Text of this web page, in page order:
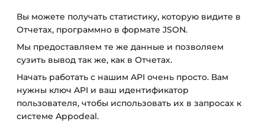
Вы можете получать статистику, которую видите в
Отчетах, программно в формате JSON.
Мы предоставляем те же данные и позволяем
сузить вывод так же, как в Отчетах.
Начать работать с нашим API очень просто. Вам
нужны ключ API и ваш идентификатор
пользователя, чтобы использовать их в запросах к
системе Appodeal.